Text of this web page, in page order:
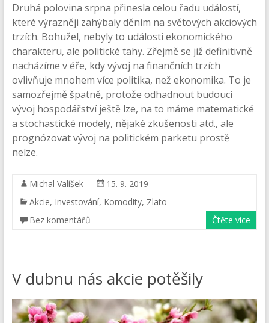
Druhá polovina srpna přinesla celou řadu událostí,
které výrazněji zahýbaly děním na světových akciových
trzích. Bohužel, nebyly to události ekonomického
charakteru, ale politické tahy. Zřejmě se již definitivně
nacházíme v éře, kdy vývoj na finančních trzích
ovlivňuje mnohem více politika, než ekonomika. To je
samozřejmě špatně, protože odhadnout budoucí
vývoj hospodářství ještě lze, na to máme matematické
a stochastické modely, nějaké zkušenosti atd., ale
prognózovat vývoj na politickém parketu prostě
nelze.
Michal Valíšek
15. 9. 2019
Akcie, Investování, Komodity, Zlato
Bez komentářů
Čtěte více
V dubnu nás akcie potěšily